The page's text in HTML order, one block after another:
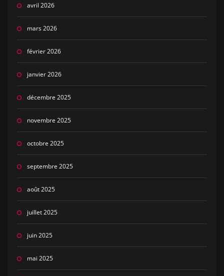
avril 2026
mars 2026
février 2026
janvier 2026
décembre 2025
novembre 2025
octobre 2025
septembre 2025
août 2025
juillet 2025
juin 2025
mai 2025